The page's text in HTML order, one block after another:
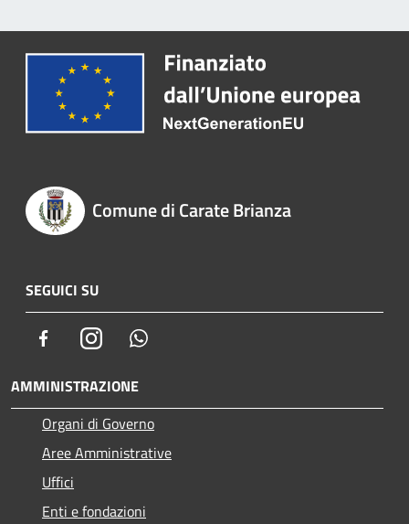
Comune di Carate Brianza
SEGUICI SU
FacebookInstagram
AMMINISTRAZIONE
Organi di Governo
Aree Amministrative
Uffici
Enti e fondazioni